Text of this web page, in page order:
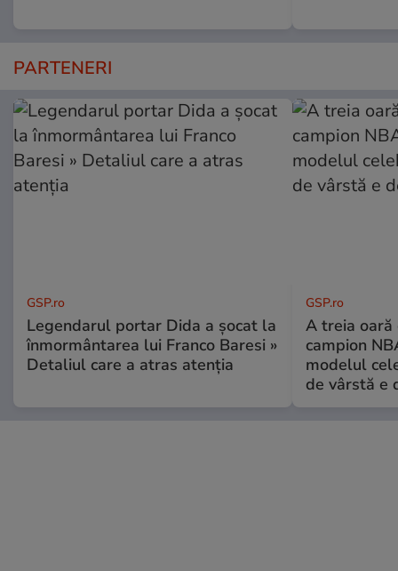
PARTENERI
GSP.ro
Legendarul portar Dida a șocat la
înmormântarea lui Franco Baresi »
Detaliul care a atras atenția
GSP.ro
A treia oară
campion
modelul
de vârstă e